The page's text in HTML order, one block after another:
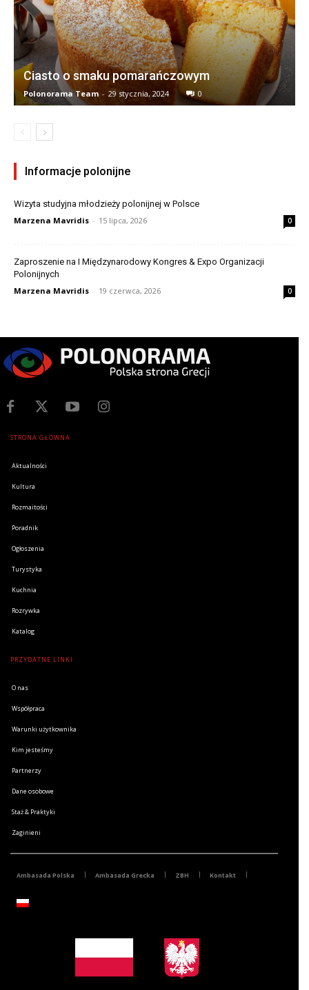
Ciasto o smaku pomarańczowym
Polonorama Team - 29 stycznia, 2024 0
Informacje polonijne
Wizyta studyjna młodzieży polonijnej w Polsce
Marzena Mavridis - 15 lipca, 2026 0
Zaproszenie na I Międzynarodowy Kongres & Expo Organizacji
Polonijnych
Marzena Mavridis - 19 czerwca, 2026 0
STRONA GŁÓWNA
Aktualności
Kultura
Rozmaitości
Poradnik
Ogłoszenia
Turystyka
Kuchnia
Rozrywka
Katalog
PRZYDATNE LINKI
O nas
Współpraca
Warunki użytkownika
Kim jesteśmy
Partnerzy
Dane osobowe
Staż & Praktyki
Zaginieni
Ambasada Polska Ambasada Grecka ZBH Kontakt